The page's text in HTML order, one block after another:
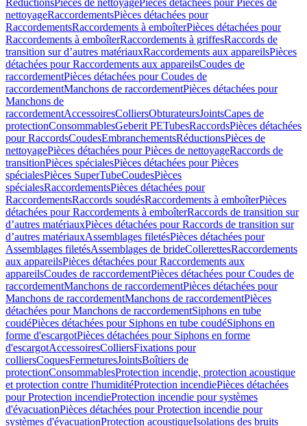
RéductionsPièces de nettoyagePièces détachées pour Pièces de
nettoyageRaccordementsPièces détachées pour
RaccordementsRaccordements à emboîterPièces détachées pour
Raccordements à emboîterRaccordements à griffesRaccords de
transition sur d’autres matériauxRaccordements aux appareilsPièces
détachées pour Raccordements aux appareilsCoudes de
raccordementPièces détachées pour Coudes de
raccordementManchons de raccordementPièces détachées pour
Manchons de
raccordementAccessoiresColliersObturateursJointsCapes de
protectionConsommablesGeberit PETubesRaccordsPièces détachées
pour RaccordsCoudesEmbranchementsRéductionsPièces de
nettoyagePièces détachées pour Pièces de nettoyageRaccords de
transitionPièces spécialesPièces détachées pour Pièces
spécialesPièces SuperTubeCoudesPièces
spécialesRaccordementsPièces détachées pour
RaccordementsRaccords soudésRaccordements à emboîterPièces
détachées pour Raccordements à emboîterRaccords de transition sur
d’autres matériauxPièces détachées pour Raccords de transition sur
d’autres matériauxAssemblages filetésPièces détachées pour
Assemblages filetésAssemblages de brideCollerettesRaccordements
aux appareilsPièces détachées pour Raccordements aux
appareilsCoudes de raccordementPièces détachées pour Coudes de
raccordementManchons de raccordementPièces détachées pour
Manchons de raccordementManchons de raccordementPièces
détachées pour Manchons de raccordementSiphons en tube
coudéPièces détachées pour Siphons en tube coudéSiphons en
forme d'escargotPièces détachées pour Siphons en forme
d'escargotAccessoiresColliersFixations pour
colliersCoquesFermeturesJointsBoîtiers de
protectionConsommablesProtection incendie, protection acoustique
et protection contre l'humiditéProtection incendiePièces détachées
pour Protection incendieProtection incendie pour systèmes
d'évacuationPièces détachées pour Protection incendie pour
systèmes d'évacuationProtection acoustiqueIsolations des bruits